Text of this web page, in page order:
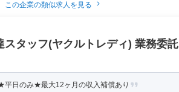
この企業の類似求人を見る
スタッフ(ヤクルトレディ) 業務委託
日のみ★最大12ヶ月の収入補償あり